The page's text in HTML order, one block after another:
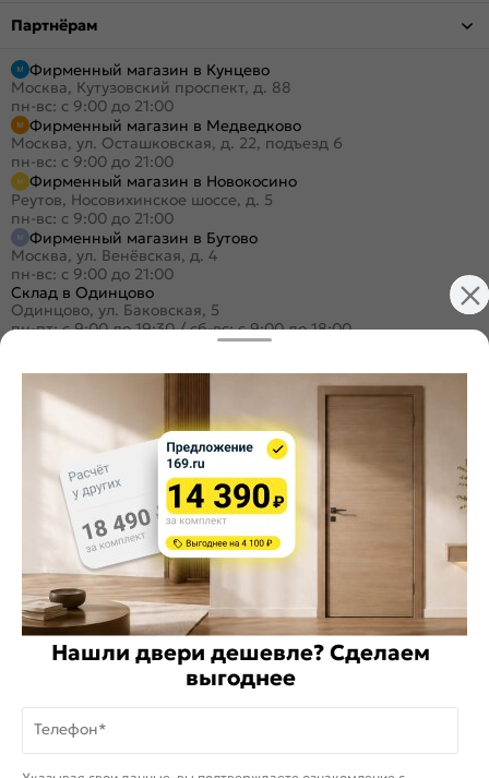
Партнёрам
Фирменный магазин в Кунцево
Москва, Кутузовский проспект, д. 88
пн-вс: с 9:00 до 21:00
Фирменный магазин в Медведково
Москва, ул. Осташковская, д. 22, подъезд 6
пн-вс: с 9:00 до 21:00
Фирменный магазин в Новокосино
Реутов, Носовихинское шоссе, д. 5
пн-вс: с 9:00 до 21:00
Фирменный магазин в Бутово
Москва, ул. Венёвская, д. 4
пн-вс: с 9:00 до 21:00
Склад в Одинцово
Одинцово, ул. Баковская, 5
пн-пт: с 9:00 до 19:30/сб-вс: с 9:00 до 18:00
+7 (495) 984-16-99
Заказать звонок
Стать дилером
Расскажите о нас
Поделиться
Оцените магазин
ИКС 1340
© 2010—2026 Склад Дверей 169.RU
Пользовательское соглашение
Нашли двери дешевле? Сделаем
выгоднее
Телефон*